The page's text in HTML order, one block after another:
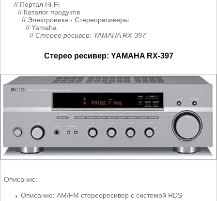
// Портал Hi-Fi
// Каталог продуктів
// Электроника - Стереоресиверы
// Yamaha
// Стерео ресивер: YAMAHA RX-397
Стерео ресивер: YAMAHA RX-397
Описание:
Описание: AM/FM стереоресивер с системой RDS